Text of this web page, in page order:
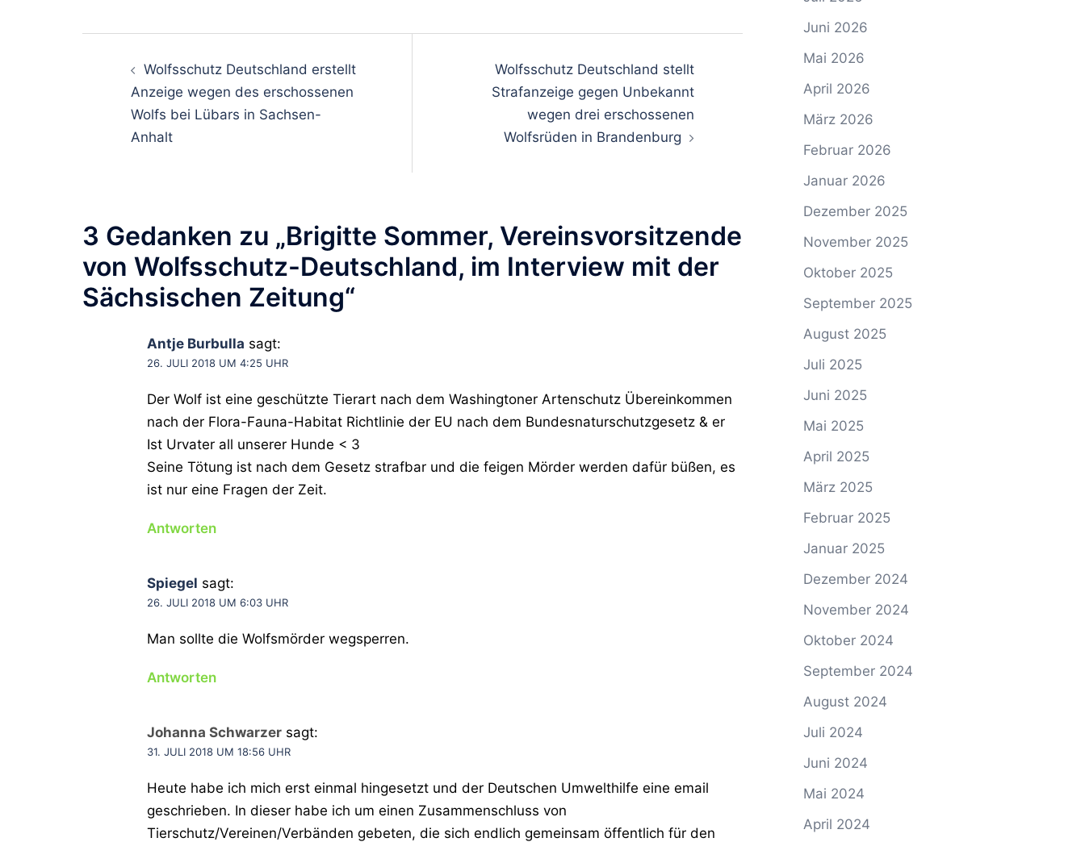
Wolfsschutz Deutschland erstellt
Anzeige wegen des erschossenen
Wolfs bei Lübars in Sachsen-
Anhalt
Wolfsschutz Deutschland stellt
Strafanzeige gegen Unbekannt
wegen drei erschossenen
Wolfsrüden in Brandenburg
3 Gedanken zu „Brigitte Sommer, Vereinsvorsitzende
von Wolfsschutz-Deutschland, im Interview mit der
Sächsischen Zeitung“
Antje Burbulla sagt:
26. JULI 2018 UM 4:25 UHR
Der Wolf ist eine geschützte Tierart nach dem Washingtoner Artenschutz Übereinkommen
nach der Flora-Fauna-Habitat Richtlinie der EU nach dem Bundesnaturschutzgesetz & er
Ist Urvater all unserer Hunde < 3
Seine Tötung ist nach dem Gesetz strafbar und die feigen Mörder werden dafür büßen, es
ist nur eine Fragen der Zeit.
Antworten
Spiegel sagt:
26. JULI 2018 UM 6:03 UHR
Man sollte die Wolfsmörder wegsperren.
Antworten
Johanna Schwarzer sagt:
31. JULI 2018 UM 18:56 UHR
Heute habe ich mich erst einmal hingesetzt und der Deutschen Umwelthilfe eine email
geschrieben. In dieser habe ich um einen Zusammenschluss von
Tierschutz/Vereinen/Verbänden gebeten, die sich endlich gemeinsam öffentlich für den
Juni 2026
Mai 2026
April 2026
März 2026
Februar 2026
Januar 2026
Dezember 2025
November 2025
Oktober 2025
September 2025
August 2025
Juli 2025
Juni 2025
Mai 2025
April 2025
März 2025
Februar 2025
Januar 2025
Dezember 2024
November 2024
Oktober 2024
September 2024
August 2024
Juli 2024
Juni 2024
Mai 2024
April 2024